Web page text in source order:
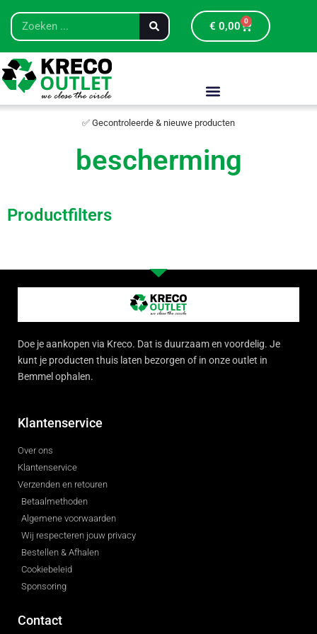
€ 0,00 0
✅ Gecontroleerde & nieuwe producten
bescherming
Productfilters
Doe je aankopen via Kreco. Dat is duurzaam en voordelig. Je
kunt je producten thuis laten bezorgen of in onze outlet in
Bemmel ophalen.
Klantenservice
Over ons
Klantenservice
Verzenden en retouren
Betaalmethoden
Algemene voorwaarden
Wij respecteren jouw privacy
Bestellen & Afhalen
Cookiebeleid
Sponsoring
Contact